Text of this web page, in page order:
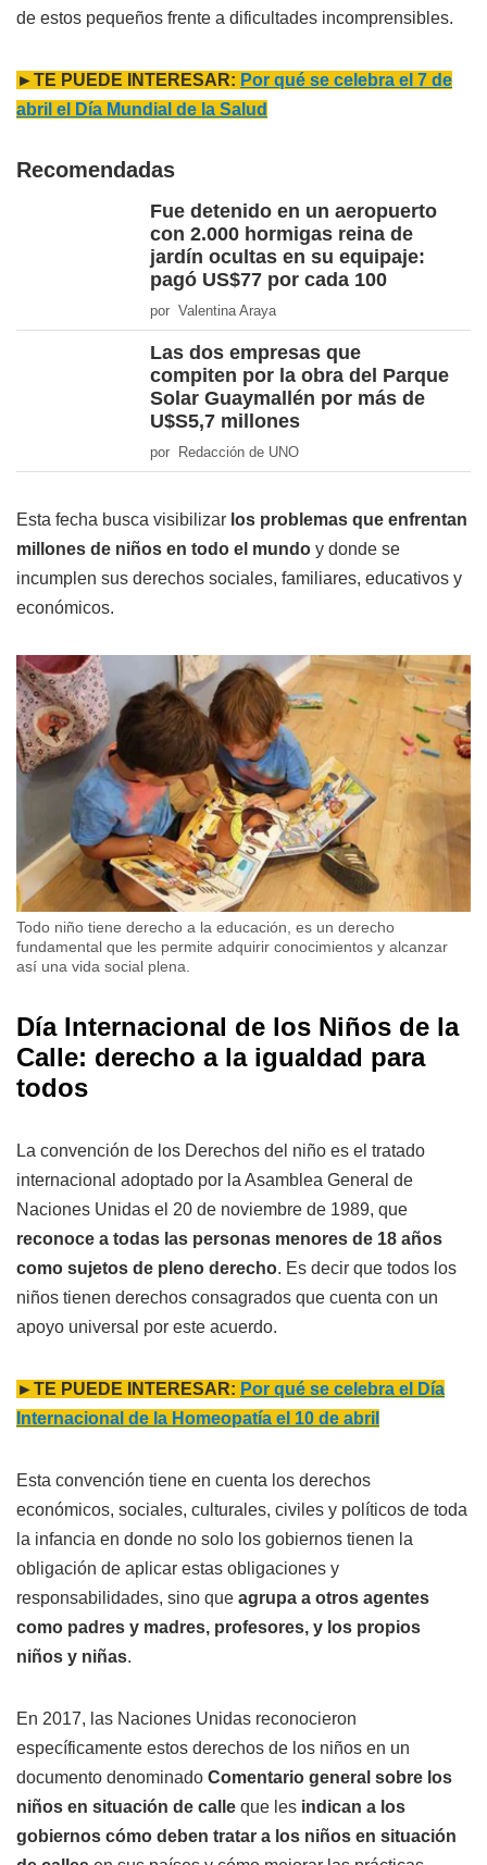
de estos pequeños frente a dificultades incomprensibles.
►TE PUEDE INTERESAR: Por qué se celebra el 7 de
abril el Día Mundial de la Salud
Recomendadas
Fue detenido en un aeropuerto
con 2.000 hormigas reina de
jardín ocultas en su equipaje:
pagó US$77 por cada 100
por Valentina Araya
Las dos empresas que
compiten por la obra del Parque
Solar Guaymallén por más de
U$S5,7 millones
por Redacción de UNO
Esta fecha busca visibilizar los problemas que enfrentan
millones de niños en todo el mundo y donde se
incumplen sus derechos sociales, familiares, educativos y
económicos.
Todo niño tiene derecho a la educación, es un derecho
fundamental que les permite adquirir conocimientos y alcanzar
así una vida social plena.
Día Internacional de los Niños de la
Calle: derecho a la igualdad para
todos
La convención de los Derechos del niño es el tratado
internacional adoptado por la Asamblea General de
Naciones Unidas el 20 de noviembre de 1989, que
reconoce a todas las personas menores de 18 años
como sujetos de pleno derecho. Es decir que todos los
niños tienen derechos consagrados que cuenta con un
apoyo universal por este acuerdo.
►TE PUEDE INTERESAR: Por qué se celebra el Día
Internacional de la Homeopatía el 10 de abril
Esta convención tiene en cuenta los derechos
económicos, sociales, culturales, civiles y políticos de toda
la infancia en donde no solo los gobiernos tienen la
obligación de aplicar estas obligaciones y
responsabilidades, sino que agrupa a otros agentes
como padres y madres, profesores, y los propios
niños y niñas.
En 2017, las Naciones Unidas reconocieron
específicamente estos derechos de los niños en un
documento denominado Comentario general sobre los
niños en situación de calle que les indican a los
gobiernos cómo deben tratar a los niños en situación